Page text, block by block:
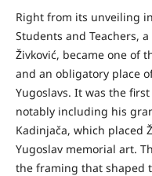
Right from its unveiling
Students and Teachers,
Živković, became one of
and an obligatory place
Yugoslavs. It was the
notably including his
Kadinjača, which placed
Yugoslav memorial art.
the framing that shaped